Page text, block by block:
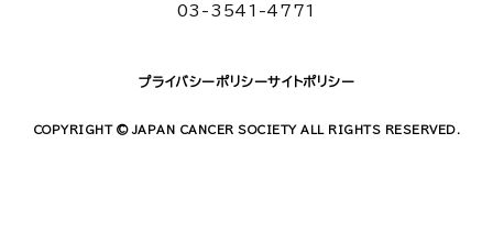
03-3541-4771
プライバシーポリシーサイトポリシー
COPYRIGHT © JAPAN CANCER SOCIETY ALL RIGHTS RESERVED.